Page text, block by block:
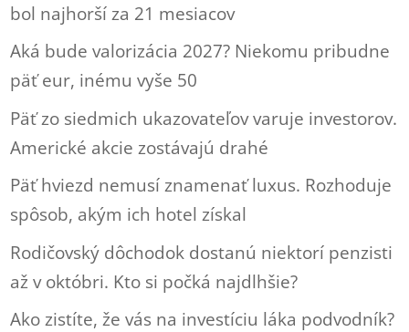
bol najhorší za 21 mesiacov
Aká bude valorizácia 2027? Niekomu pribudne
päť eur, inému vyše 50
Päť zo siedmich ukazovateľov varuje investorov.
Americké akcie zostávajú drahé
Päť hviezd nemusí znamenať luxus. Rozhoduje
spôsob, akým ich hotel získal
Rodičovský dôchodok dostanú niektorí penzisti
až v októbri. Kto si počká najdlhšie?
Ako zistíte, že vás na investíciu láka podvodník?